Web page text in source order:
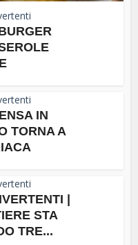
IN
TORNA A
|
STA
TRE...